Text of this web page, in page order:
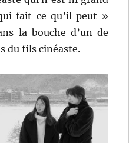
fait ce qu’il peut »
la bouche d’un de
du fils cinéaste.